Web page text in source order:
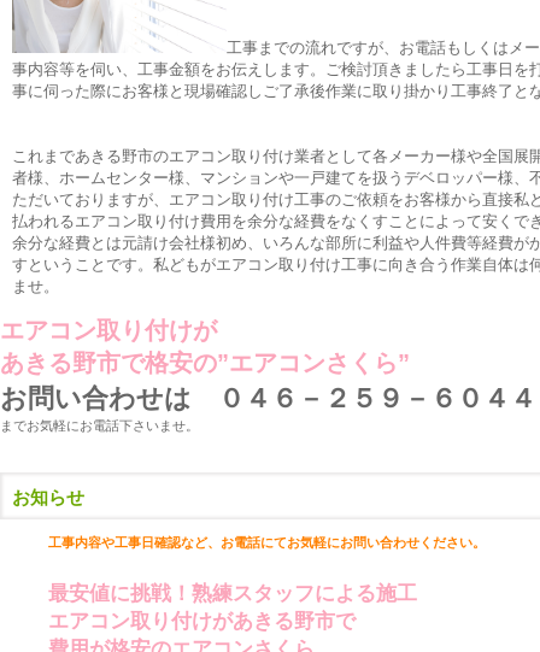
工事までの流れですが、お電話もしくはメ
事内容等を伺い、工事金額をお伝えします。ご検討頂きましたら工事日を
事に伺った際にお客様と現場確認しご了承後作業に取り掛かり工事終了
これまであきる野市のエアコン取り付け業者として各メーカー様や全国展
者様、ホームセンター様、マンションや一戸建てを扱うデベロッパー様、
ただいておりますが、エアコン取り付け工事のご依頼をお客様から直接私
払われるエアコン取り付け費用を余分な経費をなくすことによって安くで
余分な経費とは元請け会社様初め、いろんな部所に利益や人件費等経費が
すということです。私どもがエアコン取り付け工事に向き合う作業自体は
ませ。
エアコン取り付けが
あきる野市で格安の”エアコンさくら”
お問い合わせは ０４６－２５９－６０４４
までお気軽にお電話下さいませ。
お知らせ
工事内容や工事日確認など、お電話にてお気軽にお問い合わせください。
最安値に挑戦！熟練スタッフによる施工
エアコン取り付けがあきる野市で